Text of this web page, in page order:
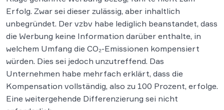
Erfolg. Zwar sei dieser zulässig, aber inhaltlich
unbegründet. Der vzbv habe lediglich beanstandet, dass
die Werbung keine Information darüber enthalte, in
welchem Umfang die CO₂-Emissionen kompensiert
würden. Dies sei jedoch unzutreffend. Das
Unternehmen habe mehrfach erklärt, dass die
Kompensation vollständig, also zu 100 Prozent, erfolge.
Eine weitergehende Differenzierung sei nicht